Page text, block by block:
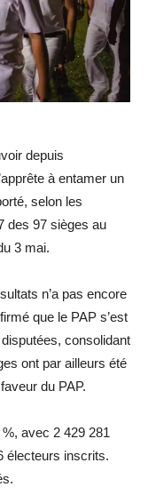
depuis
à entamer un
selon les
des 97 sièges au
3 mai.
n’a pas encore
que le PAP s’est
consolidant
ont par ailleurs été
du PAP.
avec 2 429 281
électeurs inscrits.